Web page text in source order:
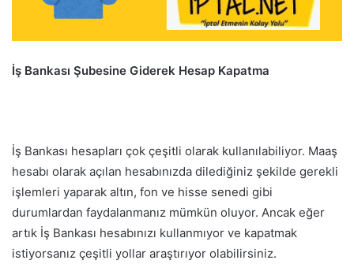
İş Bankası Şubesine Giderek Hesap Kapatma
İş Bankası hesapları çok çeşitli olarak kullanılabiliyor. Maaş
hesabı olarak açılan hesabınızda dilediğiniz şekilde gerekli
işlemleri yaparak altın, fon ve hisse senedi gibi
durumlardan faydalanmanız mümkün oluyor. Ancak eğer
artık İş Bankası hesabınızı kullanmıyor ve kapatmak
istiyorsanız çeşitli yollar araştırıyor olabilirsiniz.